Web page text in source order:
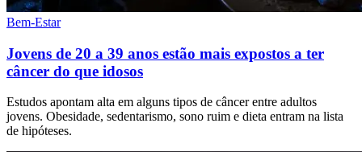
Bem-Estar
Jovens de 20 a 39 anos estão mais expostos a ter
câncer do que idosos
Estudos apontam alta em alguns tipos de câncer entre adultos
jovens. Obesidade, sedentarismo, sono ruim e dieta entram na lista
de hipóteses.